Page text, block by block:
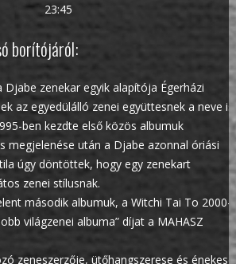
23:45
borítójáról:
a Djabe zenekar egyik alapítója Égerházi
az egyedülálló zenei együttesnek a neve is
ben kezdte első közös albumuk
megjelenése után a Djabe azonnal óriási
úgy döntöttek, hogy egy zenekart
zenei stílusnak.
második albumuk, a Witchi Tai To 2000-
világzenei albuma” díjat a MAHASZ
zeneszerzője, ütőhangszerese és énekese